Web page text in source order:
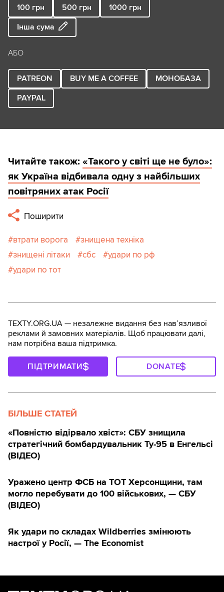
100 грн 500 грн 1000 грн
Інша сума
АБО
PATREON BUY ME A COFFEE
МОНОБАЗА
PAYPAL
Читайте також: «Такого у світі ще не було»:
як Україна відбивала одну з найбільших
повітряних атак Росії
Поширити
втрати ворога
знищена техніка
знищені літаки
сбс
удари по рф
удари по тот
TEXTY.ORG.UA — незалежне видання без навʼязливої
реклами й замовних матеріалів. Щоб працювати далі,
нам потрібна ваша підтримка.
ПІДТРИМАТИ DONATE
БІЛЬШЕ СТАТЕЙ
«Повністю відірвало хвіст»: СБУ знищила
стратегічний бомбардувальник Ту-95 в Енгельсі
(ВІДЕО)
Уражено центр ФСБ на ТОТ Херсонщини, там
могло перебувати до 100 військових, — СБУ
(ВIДЕО)
Як удари по складах Wildberries змінюють
настрої у Росії, — The Economist